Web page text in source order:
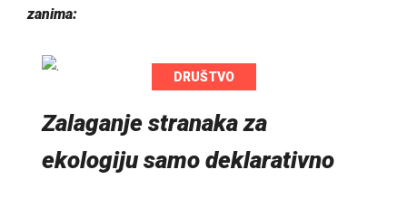
zanima:
DRUŠTVO
Zalaganje stranaka za
ekologiju samo deklarativno